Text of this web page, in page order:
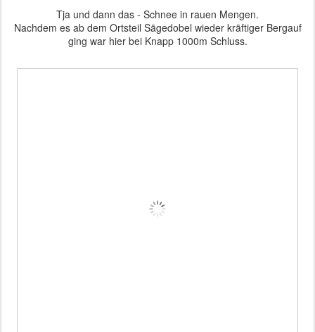
Tja und dann das - Schnee in rauen Mengen.
Nachdem es ab dem Ortsteil Sägedobel wieder kräftiger Bergauf
ging war hier bei Knapp 1000m Schluss.